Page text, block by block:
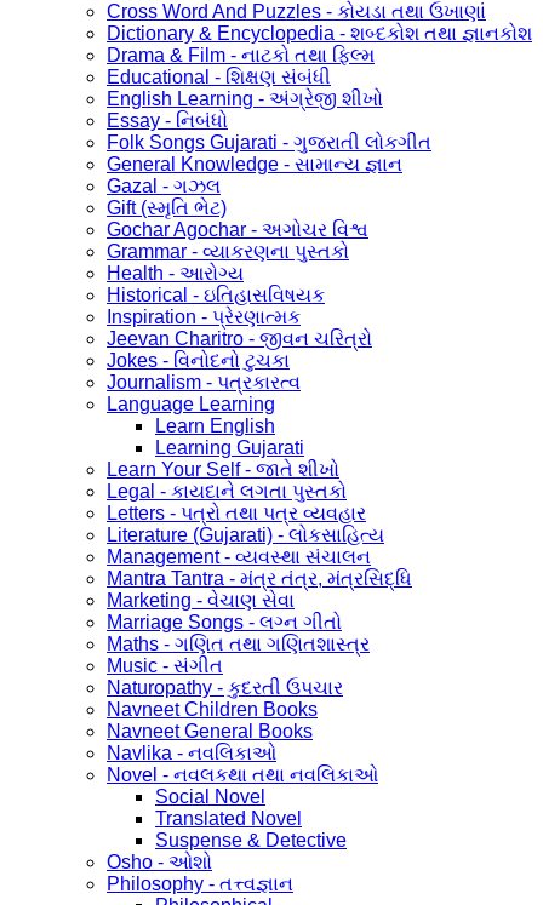
Cross Word And Puzzles - કોયડા તથા ઉખાણાં
Dictionary & Encyclopedia - શબ્દકોશ તથા જ્ઞાનકોશ
Drama & Film - નાટકો તથા ફિલ્મ
Educational - શિક્ષણ સંબંધી
English Learning - અંગ્રેજી શીખો
Essay - નિબંધો
Folk Songs Gujarati - ગુજરાતી લોકગીત
General Knowledge - સામાન્ય જ્ઞાન
Gazal - ગઝલ
Gift (સ્મૃતિ ભેટ)
Gochar Agochar - અગોચર વિશ્વ
Grammar - વ્યાકરણના પુસ્તકો
Health - આરોગ્ય
Historical - ઇતિહાસવિષયક
Inspiration - પ્રેરણાત્મક
Jeevan Charitro - જીવન ચરિત્રો
Jokes - વિનોદનો ટુચકા
Journalism - પત્રકારત્વ
Language Learning
Learn English
Learning Gujarati
Learn Your Self - જાતે શીખો
Legal - કાયદાને લગતા પુસ્તકો
Letters - પત્રો તથા પત્ર વ્યવહાર
Literature (Gujarati) - લોકસાહિત્ય
Management - વ્યવસ્થા સંચાલન
Mantra Tantra - મંત્ર તંત્ર, મંત્રસિદ્ધિ
Marketing - વેચાણ સેવા
Marriage Songs - લગ્ન ગીતો
Maths - ગણિત તથા ગણિતશાસ્ત્ર
Music - સંગીત
Naturopathy - કુદરતી ઉપચાર
Navneet Children Books
Navneet General Books
Navlika - નવલિકાઓ
Novel - નવલકથા તથા નવલિકાઓ
Social Novel
Translated Novel
Suspense & Detective
Osho - ઓશો
Philosophy - તત્ત્વજ્ઞાન